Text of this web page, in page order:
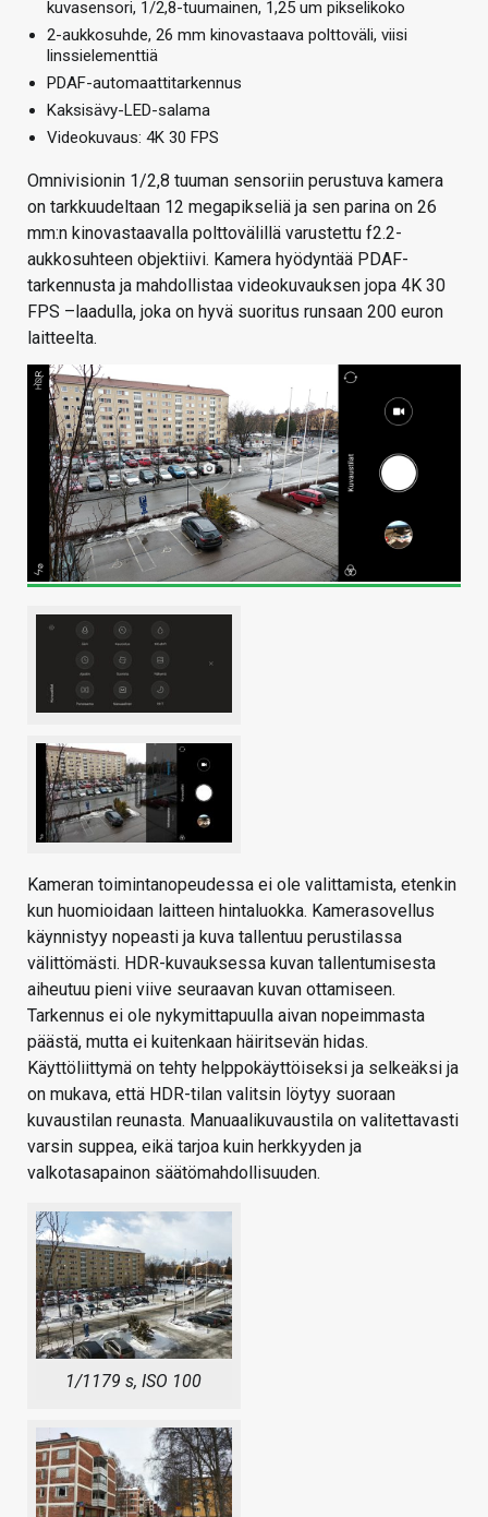
kuvasensori, 1/2,8-tuumainen, 1,25 um pikselikoko
2-aukkosuhde, 26 mm kinovastaava polttoväli, viisi
linssielementtiä
PDAF-automaattitarkennus
Kaksisävy-LED-salama
Videokuvaus: 4K 30 FPS
Omnivisionin 1/2,8 tuuman sensoriin perustuva kamera
on tarkkuudeltaan 12 megapikseliä ja sen parina on 26
mm:n kinovastaavalla polttovälillä varustettu f2.2-
aukkosuhteen objektiivi. Kamera hyödyntää PDAF-
tarkennusta ja mahdollistaa videokuvauksen jopa 4K 30
FPS –laadulla, joka on hyvä suoritus runsaan 200 euron
laitteelta.
Kameran toimintanopeudessa ei ole valittamista, etenkin
kun huomioidaan laitteen hintaluokka. Kamerasovellus
käynnistyy nopeasti ja kuva tallentuu perustilassa
välittömästi. HDR-kuvauksessa kuvan tallentumisesta
aiheutuu pieni viive seuraavan kuvan ottamiseen.
Tarkennus ei ole nykymittapuulla aivan nopeimmasta
päästä, mutta ei kuitenkaan häiritsevän hidas.
Käyttöliittymä on tehty helppokäyttöiseksi ja selkeäksi ja
on mukava, että HDR-tilan valitsin löytyy suoraan
kuvaustilan reunasta. Manuaalikuvaustila on valitettavasti
varsin suppea, eikä tarjoa kuin herkkyyden ja
valkotasapainon säätömahdollisuuden.
1/1179 s, ISO 100